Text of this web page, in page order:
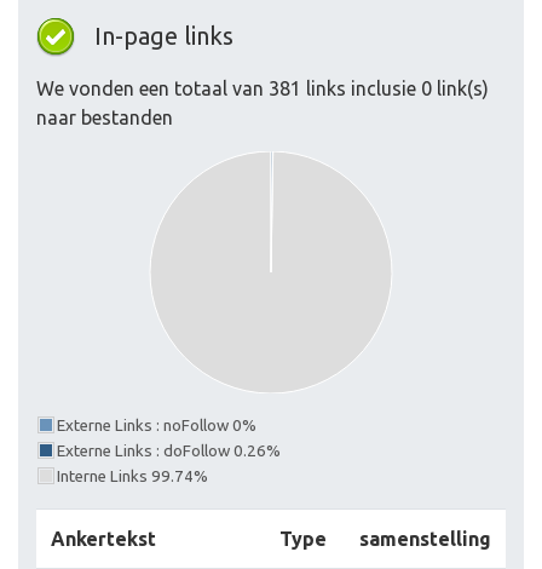
In-page links
We vonden een totaal van 381 links inclusie 0 link(s)
naar bestanden
Externe Links : noFollow 0%
Externe Links : doFollow 0.26%
Interne Links 99.74%
Ankertekst Type samenstelling